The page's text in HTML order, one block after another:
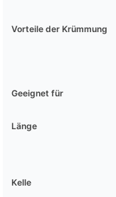
Vorteile der Krümmung
Geeignet für
Länge
Kelle